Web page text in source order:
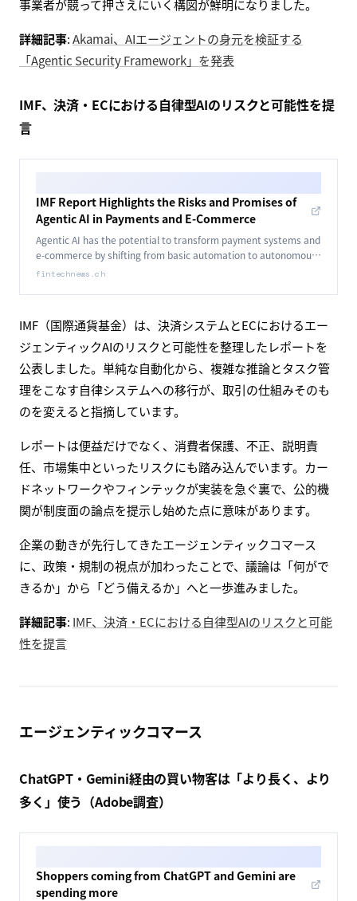
事業者が競って押さえにいく構図が鮮明になりました。
詳細記事:Akamai、AIエージェントの身元を検証する
「Agentic Security Framework」を発表
IMF、決済・ECにおける自律型AIのリスクと可能性を提
言
IMF Report Highlights the Risks and Promises of
Agentic AI in Payments and E-Commerce
Agentic AI has the potential to transform payment systems and
e-commerce by shifting from basic automation to autonomous
systems capable of complex reasoning and task management.
fintechnews.ch
IMF（国際通貨基金）は、決済システムとECにおけるエー
ジェンティックAIのリスクと可能性を整理したレポートを
公表しました。単純な自動化から、複雑な推論とタスク管
理をこなす自律システムへの移行が、取引の仕組みそのも
のを変えると指摘しています。
レポートは便益だけでなく、消費者保護、不正、説明責
任、市場集中といったリスクにも踏み込んでいます。カー
ドネットワークやフィンテックが実装を急ぐ裏で、公的機
関が制度面の論点を提示し始めた点に意味があります。
企業の動きが先行してきたエージェンティックコマース
に、政策・規制の視点が加わったことで、議論は「何がで
きるか」から「どう備えるか」へと一歩進みました。
詳細記事: IMF、決済・ECにおける自律型AIのリスクと可能
性を提言
エージェンティックコマース
ChatGPT・Gemini経由の買い物客は「より長く、より
多く」使う（Adobe調査）
Shoppers coming from ChatGPT and Gemini are
spending more